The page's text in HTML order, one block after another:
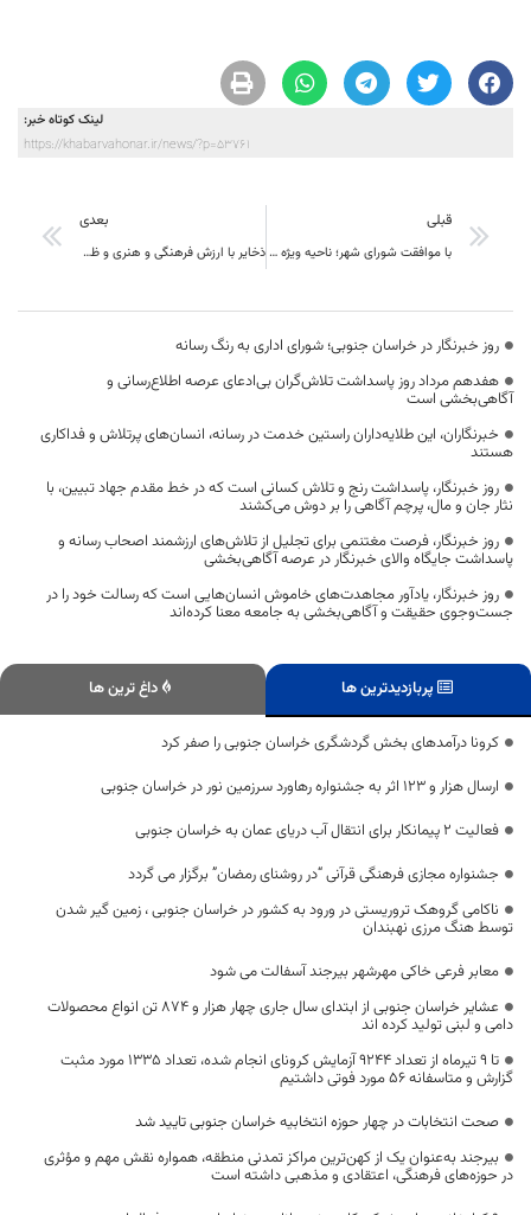
لینک کوتاه خبر:
https://khabarvahonar.ir/news/?p=53761
قبلی
با موافقت شورای شهر؛ ناحیه ویژه خدماتی در بند دره بیرجند مستقر می‌شود
بعدی
ذخایر با ارزش فرهنگی و هنری و ظرفیت های گسترده آن در خراسان جنوبی ناشناخته مانده است
روز خبرنگار در خراسان جنوبی؛ شورای اداری به رنگ رسانه
هفدهم مرداد روز پاسداشت تلاش‌گران بی‌ادعای عرصه اطلاع‌رسانی و
آگاهی‌بخشی است
خبرنگاران، این طلایه‌داران راستین خدمت در رسانه، انسان‌های پرتلاش و فداکاری
هستند
روز خبرنگار، پاسداشت رنج و تلاش کسانی است که در خط مقدم جهاد تبیین، با
نثار جان و مال، پرچم آگاهی را بر دوش می‌کشند
روز خبرنگار، فرصت مغتنمی برای تجلیل از تلاش‌های ارزشمند اصحاب رسانه و
پاسداشت جایگاه والای خبرنگار در عرصه آگاهی‌بخشی
روز خبرنگار، یادآور مجاهدت‌های خاموش انسان‌هایی است که رسالت خود را در
جست‌وجوی حقیقت و آگاهی‌بخشی به جامعه معنا کرده‌اند
پربازدیدترین ها داغ ترین ها
کرونا درآمد‌های بخش گردشگری خراسان جنوبی را صفر کرد
ارسال هزار و ۱۲۳ اثر به جشنواره رهاورد سرزمین نور در خراسان جنوبی
فعالیت ۲ پیمانکار برای انتقال آب دریای عمان به خراسان جنوبی
جشنواره مجازی فرهنگی قرآنی “در روشنای رمضان” برگزار می گردد
ناکامی گروهک تروریستی در ورود به کشور در خراسان جنوبی ، زمین گیر شدن
توسط هنگ مرزی نهبندان
معابر فرعی خاکی مهرشهر بیرجند آسفالت می شود
عشایر خراسان جنوبی از ابتدای سال جاری چهار هزار و ۸۷۴ تن انواع محصولات
دامی و لبنی تولید کرده اند
تا 9 تیرماه از تعداد 9244 آزمایش کرونای انجام شده، تعداد 1335 مورد مثبت
گزارش و متاسفانه 56 مورد فوتی داشتیم
صحت انتخابات در چهار حوزه انتخابیه خراسان جنوبی تایید شد
بیرجند به‌عنوان یک از کهن‌ترین مراکز تمدنی منطقه، همواره نقش مهم و مؤثری
در حوزه‌های فرهنگی، اعتقادی و مذهبی داشته است